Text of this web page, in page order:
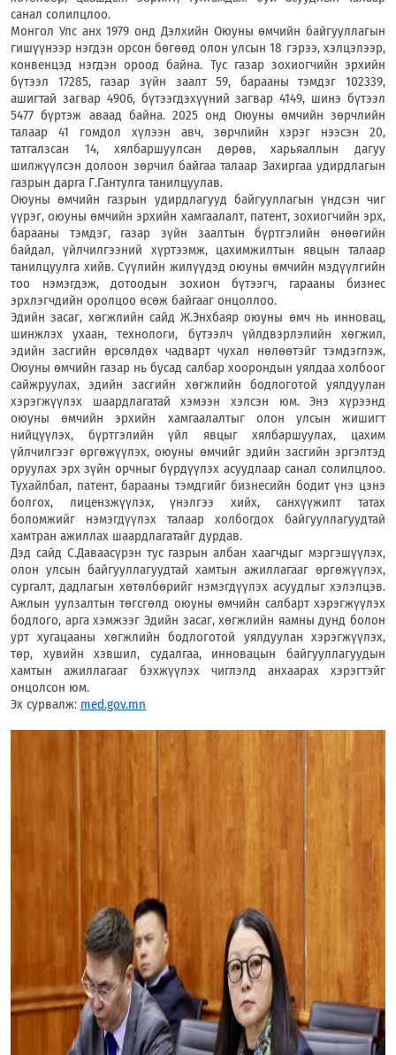
санал солилцлоо.
Монгол Улс анх 1979 онд Дэлхийн Оюуны өмчийн байгууллагын
гишүүнээр нэгдэн орсон бөгөөд олон улсын 18 гэрээ, хэлцэлээр,
конвенцэд нэгдэн ороод байна. Тус газар зохиогчийн эрхийн
бүтээл 17285, газар зүйн заалт 59, барааны тэмдэг 102339,
ашигтай загвар 4906, бүтээгдэхүүний загвар 4149, шинэ бүтээл
5477 бүртэж аваад байна. 2025 онд Оюуны өмчийн зөрчлийн
талаар 41 гомдол хүлээн авч, зөрчлийн хэрэг нээсэн 20,
татгалзсан 14, хялбаршуулсан дөрөв, харьяаллын дагуу
шилжүүлсэн долоон зөрчил байгаа талаар Захиргаа удирдлагын
газрын дарга Г.Гантулга танилцуулав.
Оюуны өмчийн газрын удирдлагууд байгууллагын үндсэн чиг
үүрэг, оюуны өмчийн эрхийн хамгаалалт, патент, зохиогчийн эрх,
барааны тэмдэг, газар зүйн заалтын бүртгэлийн өнөөгийн
байдал, үйлчилгээний хүртээмж, цахимжилтын явцын талаар
танилцуулга хийв. Сүүлийн жилүүдэд оюуны өмчийн мэдүүлгийн
тоо нэмэгдэж, дотоодын зохион бүтээгч, гарааны бизнес
эрхлэгчдийн оролцоо өсөж байгааг онцоллоо.
Эдийн засаг, хөгжлийн сайд Ж.Энхбаяр оюуны өмч нь инновац,
шинжлэх ухаан, технологи, бүтээлч үйлдвэрлэлийн хөгжил,
эдийн засгийн өрсөлдөх чадварт чухал нөлөөтэйг тэмдэглэж,
Оюуны өмчийн газар нь бусад салбар хоорондын уялдаа холбоог
сайжруулах, эдийн засгийн хөгжлийн бодлоготой уялдуулан
хэрэгжүүлэх шаардлагатай хэмээн хэлсэн юм. Энэ хүрээнд
оюуны өмчийн эрхийн хамгаалалтыг олон улсын жишигт
нийцүүлэх, бүртгэлийн үйл явцыг хялбаршуулах, цахим
үйлчилгээг өргөжүүлэх, оюуны өмчийг эдийн засгийн эргэлтэд
оруулах эрх зүйн орчныг бүрдүүлэх асуудлаар санал солилцлоо.
Тухайлбал, патент, барааны тэмдгийг бизнесийн бодит үнэ цэнэ
болгох, лицензжүүлэх, үнэлгээ хийх, санхүүжилт татах
боломжийг нэмэгдүүлэх талаар холбогдох байгууллагуудтай
хамтран ажиллах шаардлагатайг дурдав.
Дэд сайд С.Даваасүрэн тус газрын албан хаагчдыг мэргэшүүлэх,
олон улсын байгууллагуудтай хамтын ажиллагааг өргөжүүлэх,
сургалт, дадлагын хөтөлбөрийг нэмэгдүүлэх асуудлыг хэлэлцэв.
Ажлын уулзалтын төгсгөлд оюуны өмчийн салбарт хэрэгжүүлэх
бодлого, арга хэмжээг Эдийн засаг, хөгжлийн яамны дунд болон
урт хугацааны хөгжлийн бодлоготой уялдуулан хэрэгжүүлэх,
төр, хувийн хэвшил, судалгаа, инновацын байгууллагуудын
хамтын ажиллагааг бэхжүүлэх чиглэлд анхаарах хэрэгтэйг
онцолсон юм.
Эх сурвалж: med.gov.mn